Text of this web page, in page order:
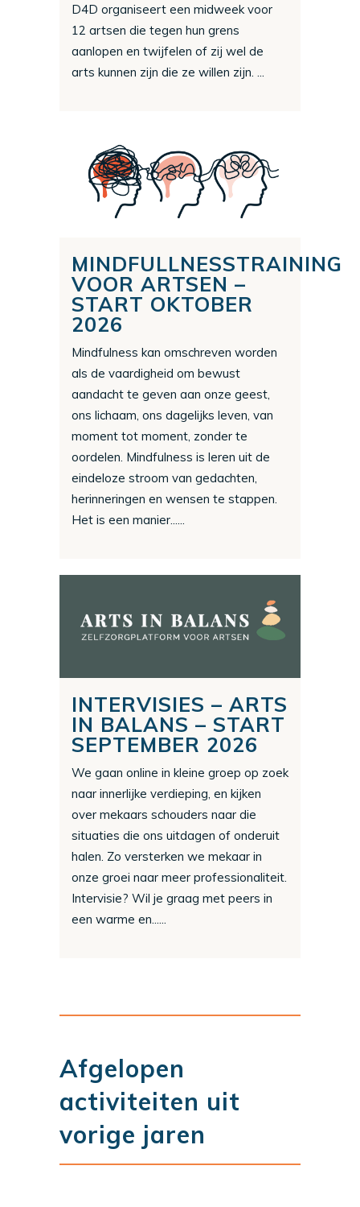
D4D organiseert een midweek voor
12 artsen die tegen hun grens
aanlopen en twijfelen of zij wel de
arts kunnen zijn die ze willen zijn. ...
MINDFULLNESSTRAINING
VOOR ARTSEN –
START OKTOBER
2026
Mindfulness kan omschreven worden
als de vaardigheid om bewust
aandacht te geven aan onze geest,
ons lichaam, ons dagelijks leven, van
moment tot moment, zonder te
oordelen. Mindfulness is leren uit de
eindeloze stroom van gedachten,
herinneringen en wensen te stappen.
Het is een manier......
INTERVISIES – ARTS
IN BALANS – START
SEPTEMBER 2026
We gaan online in kleine groep op zoek
naar innerlijke verdieping, en kijken
over mekaars schouders naar die
situaties die ons uitdagen of onderuit
halen. Zo versterken we mekaar in
onze groei naar meer professionaliteit.
Intervisie? Wil je graag met peers in
een warme en......
Afgelopen
activiteiten uit
vorige jaren